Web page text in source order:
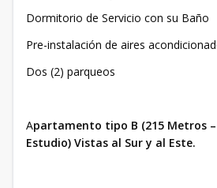
Dormitorio de Servicio con su Baño
Pre-instalación de aires
Dos (2) parqueos
Apartamento tipo B (215 Metros
Estudio) Vistas al Sur y al Este.